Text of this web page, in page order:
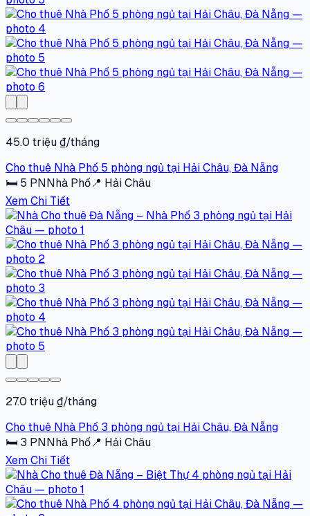
45.0 triệu ₫/tháng
Cho thuê Nhà Phố 5 phòng ngủ tại Hải Châu, Đà Nẵng
🛏 5 PNNhà Phố📍 Hải Châu
Xem Chi Tiết
27.0 triệu ₫/tháng
Cho thuê Nhà Phố 3 phòng ngủ tại Hải Châu, Đà Nẵng
🛏 3 PNNhà Phố📍 Hải Châu
Xem Chi Tiết